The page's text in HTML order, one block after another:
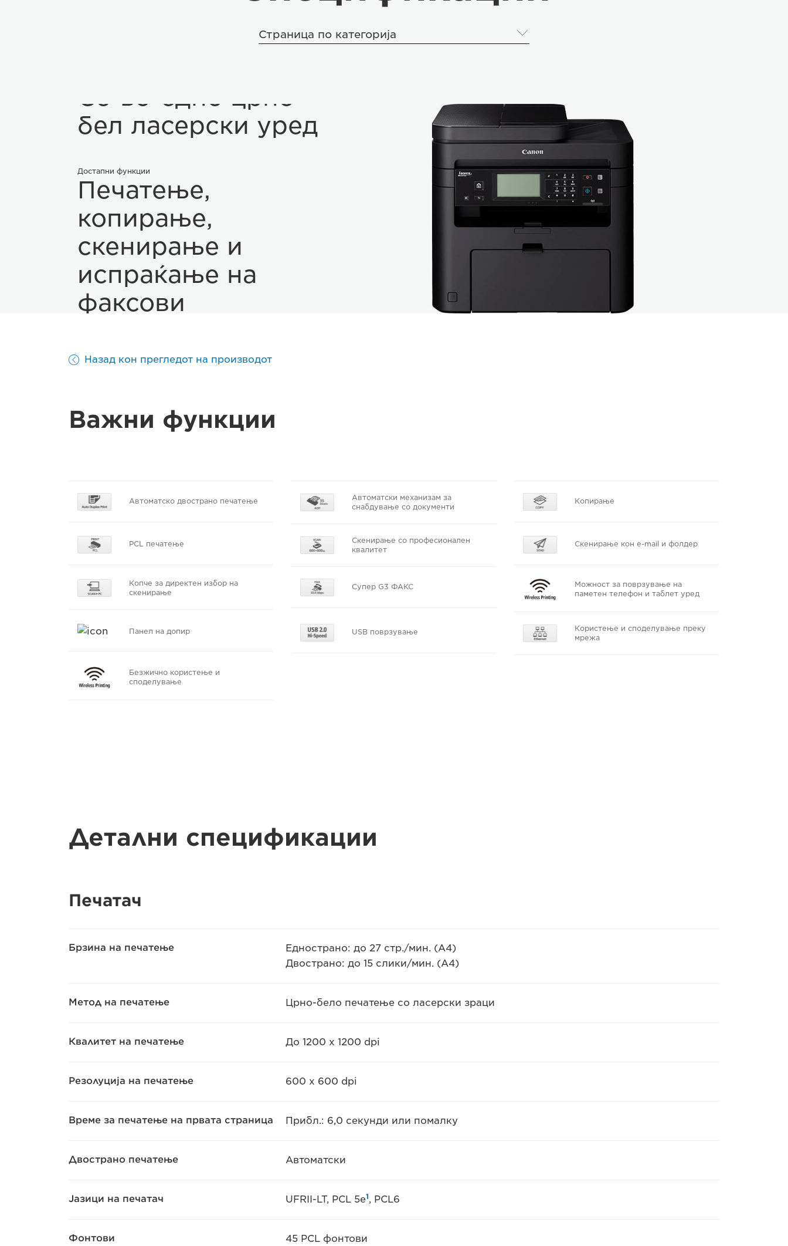
Страница по категорија
Сè-во-едно црно-
бел ласерски уред
Достапни функции
Печатење,
копирање,
скенирање и
испраќање на
факсови
Назад кон прегледот на производот
Важни функции
Автоматско двострано печатење
Автоматски механизам за
снабдување со документи
Копирање
PCL печатење
Скенирање со професионален
квалитет
Скенирање кон e-mail и фолдер
Копче за директен избор на
скенирање
Супер G3 ФАКС
Можност за поврзување на
паметен телефон и таблет уред
Панел на допир USB поврзување
Користење и споделување преку
мрежа
Безжично користење и
споделување
Детални спецификации
Печатач
Брзина на печатење
Еднострано: до 27 стр./мин. (A4)
Двострано: до 15 слики/мин. (A4)
Метод на печатење Црно-бело печатење со ласерски зраци
Квалитет на печатење До 1200 x 1200 dpi
Резолуција на печатење 600 x 600 dpi
Време за печатење на првата страница Прибл.: 6,0 секунди или помалку
Двострано печатење Автоматски
Јазици на печатач UFRII-LT, PCL 5e1, PCL6
Фонтови 45 PCL фонтови